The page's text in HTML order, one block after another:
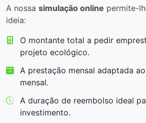
A nossa simulação online permite-
ideia:
O montante total a pedir
projeto ecológico.
A prestação mensal adaptada
mensal.
A duração de reembolso ideal
investimento.